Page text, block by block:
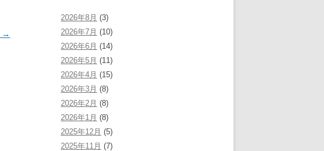
→
2026年8月 (3)
2026年7月 (10)
2026年6月 (14)
2026年5月 (11)
2026年4月 (15)
2026年3月 (8)
2026年2月 (8)
2026年1月 (8)
2025年12月 (5)
2025年11月 (7)